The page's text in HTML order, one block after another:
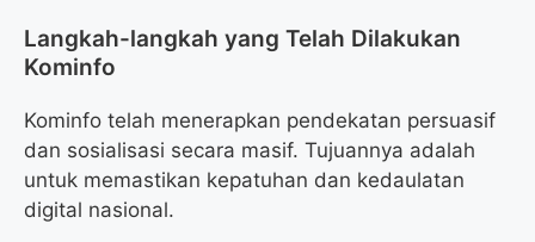
Langkah-langkah yang Telah Dilakukan
Kominfo
Kominfo telah menerapkan pendekatan persuasif
dan sosialisasi secara masif. Tujuannya adalah
untuk memastikan kepatuhan dan kedaulatan
digital nasional.